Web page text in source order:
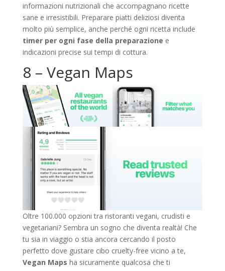
informazioni nutrizionali che accompagnano ricette
sane e irresistibili. Preparare piatti deliziosi diventa
molto più semplice, anche perché ogni ricetta include
timer per ogni fase della preparazione e
indicazioni precise sui tempi di cottura.
8 – Vegan Maps
Oltre 100.000 opzioni tra ristoranti vegani, crudisti e
vegetariani? Sembra un sogno che diventa realtà! Che
tu sia in viaggio o stia ancora cercando il posto
perfetto dove gustare cibo cruelty-free vicino a te,
Vegan Maps ha sicuramente qualcosa che ti